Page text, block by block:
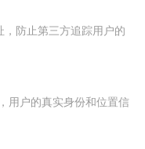
防止第三方追踪用户的
用户的真实身份和位置信